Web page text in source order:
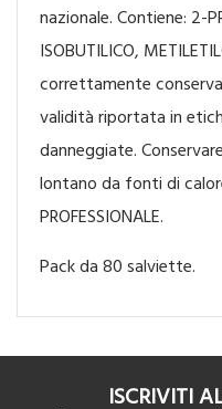
nazionale. Contiene: 2-
ISOBUTILICO,
correttamente
validità riportata in
danneggiate.
lontano da fonti di
PROFESSIONALE.
Pack da 80 salviette.
ISCRIVITI